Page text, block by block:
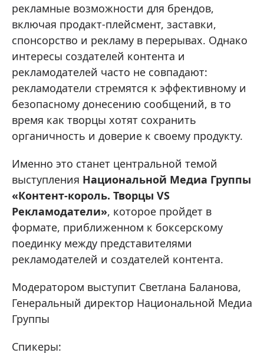
рекламные возможности для брендов,
включая продакт-плейсмент, заставки,
спонсорство и рекламу в перерывах. Однако
интересы создателей контента и
рекламодателей часто не совпадают:
рекламодатели стремятся к эффективному и
безопасному донесению сообщений, в то
время как творцы хотят сохранить
органичность и доверие к своему продукту.
Именно это станет центральной темой
выступления Национальной Медиа Группы
«Контент-король. Творцы VS
Рекламодатели», которое пройдет в
формате, приближенном к боксерскому
поединку между представителями
рекламодателей и создателей контента.
Модератором выступит Светлана Баланова,
Генеральный директор Национальной Медиа
Группы
Спикеры: